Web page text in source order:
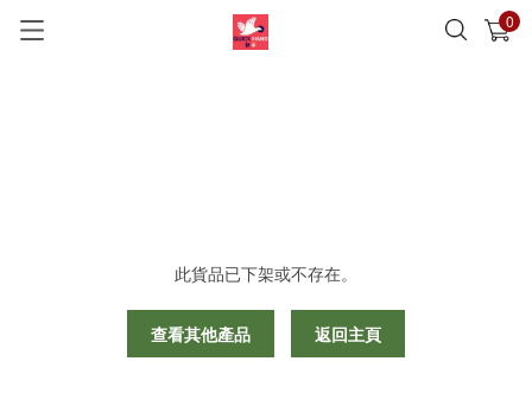
0
已加入購物車 查看
此貨品已下架或不存在。
查看其他產品 返回主頁